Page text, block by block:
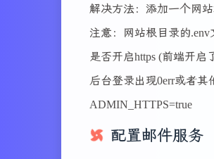
解决方法：添加一个网
注意：网站根目录的
是否开启https (前端开启
后台登录出现0err或者其
ADMIN_HTTPS=true
配置邮件服务